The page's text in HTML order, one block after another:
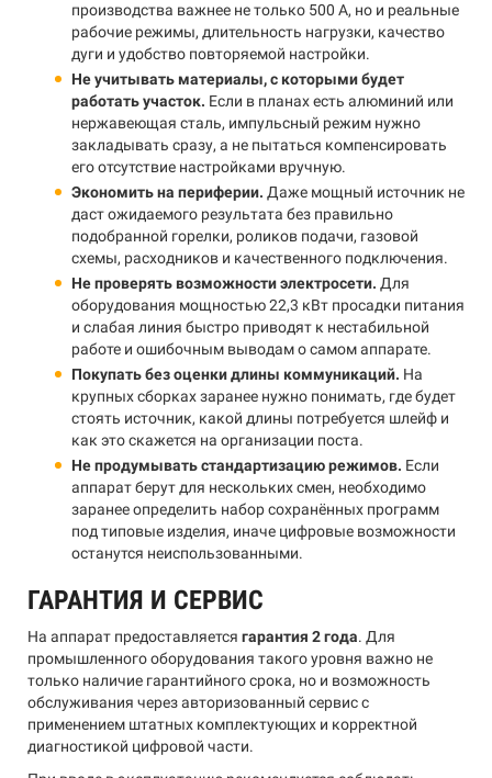
производства важнее не только 500 А, но и реальные
рабочие режимы, длительность нагрузки, качество
дуги и удобство повторяемой настройки.
Не учитывать материалы, с которыми будет
работать участок. Если в планах есть алюминий или
нержавеющая сталь, импульсный режим нужно
закладывать сразу, а не пытаться компенсировать
его отсутствие настройками вручную.
Экономить на периферии. Даже мощный источник не
даст ожидаемого результата без правильно
подобранной горелки, роликов подачи, газовой
схемы, расходников и качественного подключения.
Не проверять возможности электросети. Для
оборудования мощностью 22,3 кВт просадки питания
и слабая линия быстро приводят к нестабильной
работе и ошибочным выводам о самом аппарате.
Покупать без оценки длины коммуникаций. На
крупных сборках заранее нужно понимать, где будет
стоять источник, какой длины потребуется шлейф и
как это скажется на организации поста.
Не продумывать стандартизацию режимов. Если
аппарат берут для нескольких смен, необходимо
заранее определить набор сохранённых программ
под типовые изделия, иначе цифровые возможности
останутся неиспользованными.
ГАРАНТИЯ И СЕРВИС
На аппарат предоставляется гарантия 2 года. Для
промышленного оборудования такого уровня важно не
только наличие гарантийного срока, но и возможность
обслуживания через авторизованный сервис с
применением штатных комплектующих и корректной
диагностикой цифровой части.